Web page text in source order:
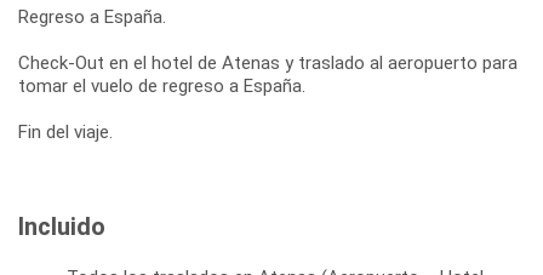
Regreso a España.
Check-Out en el hotel de Atenas y traslado al aeropuerto para
tomar el vuelo de regreso a España.
Fin del viaje.
Incluido